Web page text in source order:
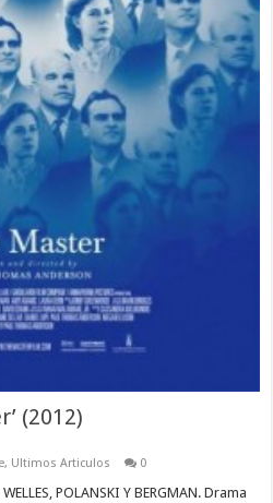
(2012)
, Ultimos Articulos 0
WELLES, POLANSKI Y BERGMAN. Drama